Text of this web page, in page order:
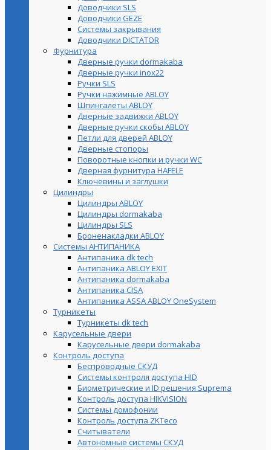
Доводчики SLS
Доводчики GEZE
Cистемы закрывания
Доводчики DICTATOR
Фурнитура
Дверные ручки dormakaba
Дверные ручки inox22
Ручки SLS
Ручки нажимные ABLOY
Шпингалеты ABLOY
Дверные задвижки ABLOY
Дверные ручки скобы ABLOY
Петли для дверей ABLOY
Дверные стопоры
Поворотные кнопки и ручки WC
Дверная фурнитура HAFELE
Ключевины и заглушки
Цилиндры
Цилиндры ABLOY
Цилиндры dormakaba
Цилиндры SLS
Броненакладки ABLOY
Системы АНТИПАНИКА
Антипаника dk tech
Антипаника ABLOY EXIT
Антипаника dormakaba
Антипаника СISA
Антипаника ASSA ABLOY OneSystem
Турникеты
Турникеты dk tech
Карусельные двери
Карусельные двери dormakaba
Контроль доступа
Беспроводные СКУД
Системы контроля доступа HID
Биометрические и ID решения Suprema
Контроль доступа HIKVISION
Системы домофонии
Контроль доступа ZKTeco
Считыватели
Автономные системы СКУД